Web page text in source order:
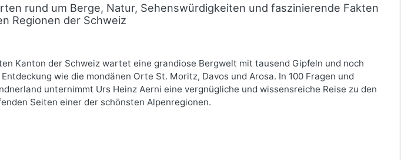
rund um Berge, Natur, Sehenswürdigkeiten und faszinierende Fakten
Regionen der Schweiz
Kanton der Schweiz wartet eine grandiose Bergwelt mit tausend Gipfeln und noch
wie die mondänen Orte St. Moritz, Davos und Arosa. In 100 Fragen und
unternimmt Urs Heinz Aerni eine vergnügliche und wissensreiche Reise zu den
Seiten einer der schönsten Alpenregionen.